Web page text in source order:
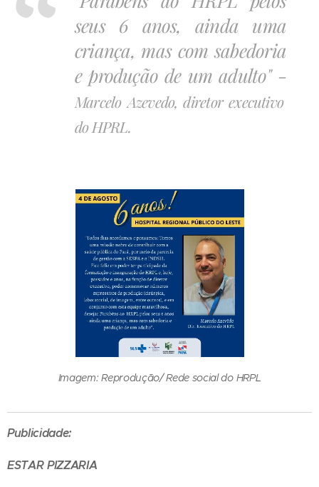
seus 6 anos, ainda uma
criança, mas com sabedoria
e produção de um adulto" -
Marcelo Azevedo, diretor executivo
do HPRL.
Imagem: Reprodução/ Rede social do HRPL
Publicidade:
ESTAR PIZZARIA